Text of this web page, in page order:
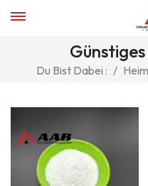
Du Bist Dabei : / Heim